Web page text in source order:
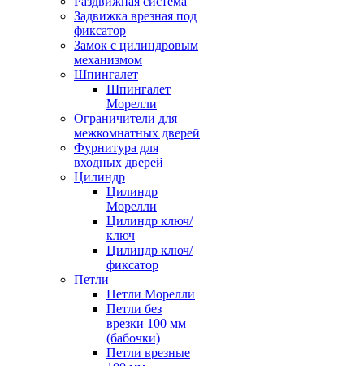
Задвижка врезная под
фиксатор
Замок с цилиндровым
механизмом
Шпингалет
Шпингалет
Морелли
Ограничители для
межкомнатных дверей
Фурнитура для
входных дверей
Цилиндр
Цилиндр
Морелли
Цилиндр ключ/
ключ
Цилиндр ключ/
фиксатор
Петли
Петли Морелли
Петли без
врезки 100 мм
(бабочки)
Петли врезные